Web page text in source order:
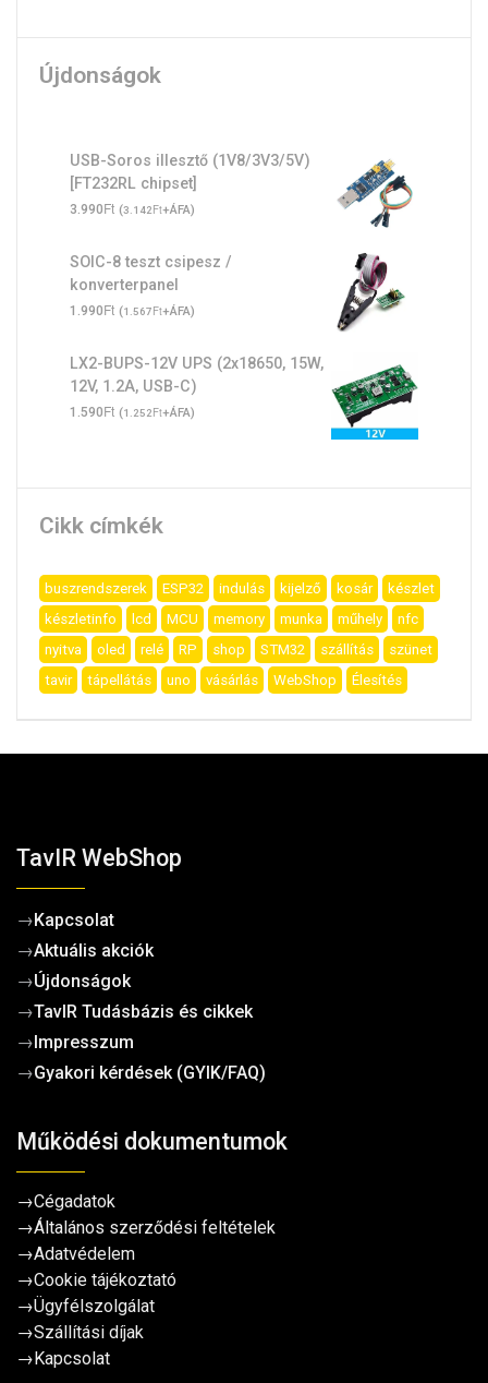
Újdonságok
USB-Soros illesztő (1V8/3V3/5V)
[FT232RL chipset]
3.990Ft (3.142Ft+ÁFA)
SOIC-8 teszt csipesz /
konverterpanel
1.990Ft (1.567Ft+ÁFA)
LX2-BUPS-12V UPS (2x18650, 15W,
12V, 1.2A, USB-C)
1.590Ft (1.252Ft+ÁFA)
Cikk címkék
buszrendszerek ESP32 indulás kijelző kosár
készlet
készletinfo
lcd MCU memory munka műhely
nfc
nyitva
oled relé RP shop STM32 szállítás
szünet
tavir
tápellátás uno vásárlás WebShop Élesítés
TavIR WebShop
→Kapcsolat
→Aktuális akciók
→Újdonságok
→TavIR Tudásbázis és cikkek
→Impresszum
→Gyakori kérdések (GYIK/FAQ)
Működési dokumentumok
→Cégadatok
→Általános szerződési feltételek
→Adatvédelem
→Cookie tájékoztató
→Ügyfélszolgálat
→Szállítási díjak
→Kapcsolat